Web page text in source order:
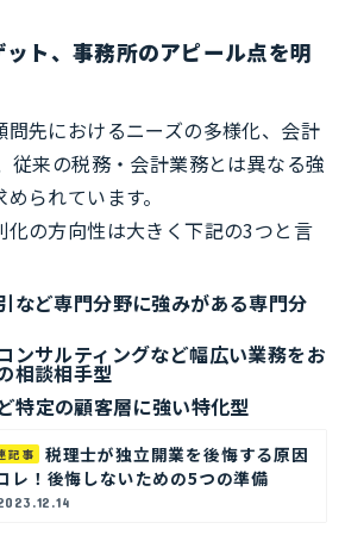
ト、事務所のアピール点を明
先におけるニーズの多様化、会計
従来の税務・会計業務とは異なる強
られています。
化の方向性は大きく下記の3つと言
など専門分野に強みがある専門分
ンサルティングなど幅広い業務をお
相談相手型
特定の顧客層に強い特化型
記事
税理士が独立開業を後悔する原因
レ！後悔しないための5つの準備